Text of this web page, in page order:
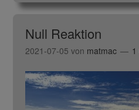
Null Reaktion
2021-07-05 von matmac